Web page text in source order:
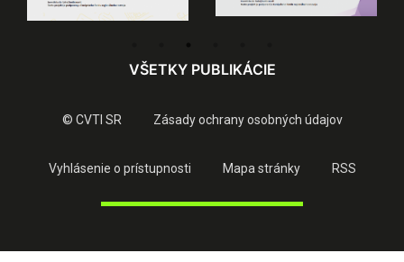
VŠETKY PUBLIKÁCIE
© CVTI SR Zásady ochrany osobných údajov
Vyhlásenie o prístupnosti Mapa stránky RSS